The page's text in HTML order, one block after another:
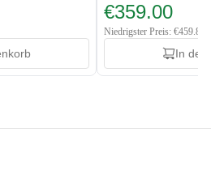
€359.00
Niedrigster Preis: €459.88
In den